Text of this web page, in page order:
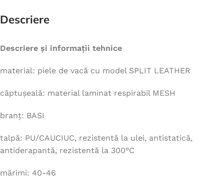
Descriere
Descriere și informații tehnice
material: piele de vacă cu model SPLIT LEATHER
căptușeală: material laminat respirabil MESH
branț: BASI
talpă: PU/CAUCIUC, rezistentă la ulei, antistatică,
antiderapantă, rezistentă la 300°C
mărimi: 40-46